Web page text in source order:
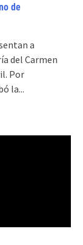
de
a
del Carmen
Por
la...